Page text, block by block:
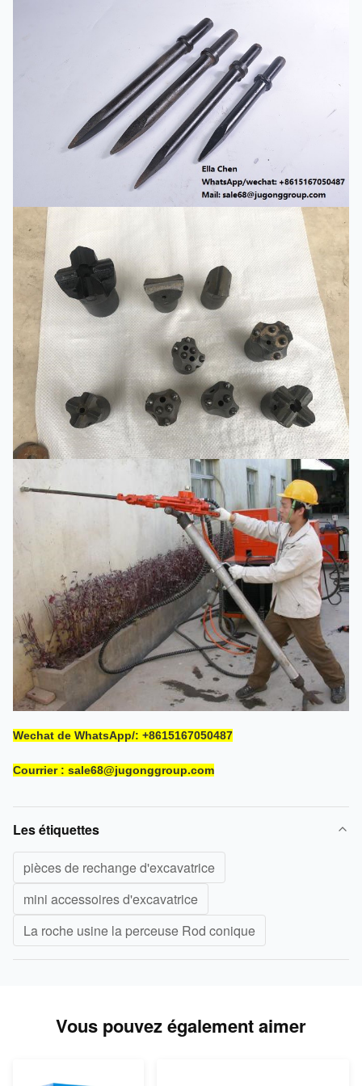
Wechat de WhatsApp/: +8615167050487
Courrier : sale68@jugonggroup.com
Les étiquettes
pièces de rechange d'excavatrice
mini accessoires d'excavatrice
La roche usine la perceuse Rod conique
Vous pouvez également aimer